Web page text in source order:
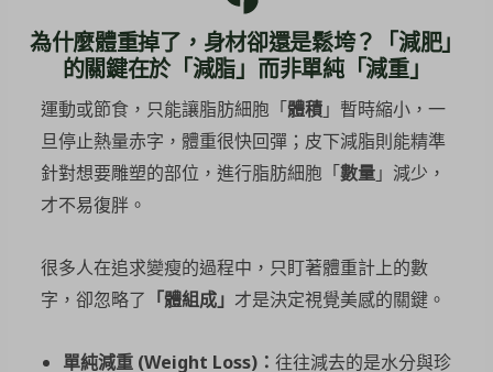
為什麼體重掉了，身材卻還是鬆垮？「減肥」
的關鍵在於「減脂」而非單純「減重」
運動或節食，只能讓脂肪細胞「體積」暫時縮小，一
旦停止熱量赤字，體重很快回彈；皮下減脂則能精準
針對想要雕塑的部位，進行脂肪細胞「數量」減少，
才不易復胖。
很多人在追求變瘦的過程中，只盯著體重計上的數
字，卻忽略了 「體組成」 才是決定視覺美感的關鍵。
單純減重 (Weight Loss) ：往往減去的是水分與珍